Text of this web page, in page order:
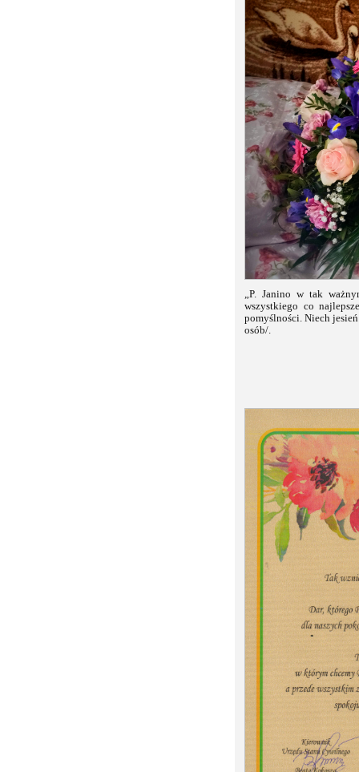
„P. Janino w tak
wszystkiego co
pomyślności. Niech
osób/.